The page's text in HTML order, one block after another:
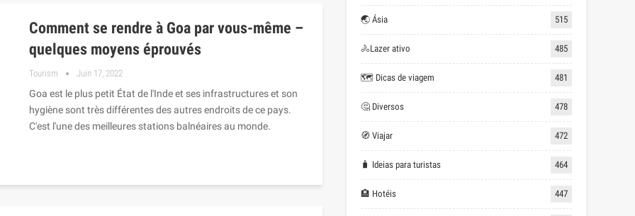
Comment se rendre à Goa par vous-même –
quelques moyens éprouvés
Tourism Juin 17, 2022
Goa est le plus petit État de l'Inde et ses infrastructures et son
hygiène sont très différentes des autres endroits de ce pays.
C'est l'une des meilleures stations balnéaires au monde.
🌏 Ásia 515
🚴Lazer ativo 485
🗺 Dicas de viagem 481
🤔 Diversos 478
🧭 Viajar 472
🧳 Ideias para turistas 464
🏨 Hotéis 447